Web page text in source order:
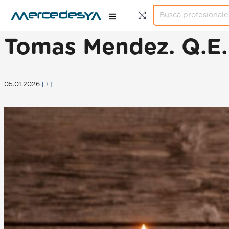
Tomas Mendez.
05.01.2026 [+]